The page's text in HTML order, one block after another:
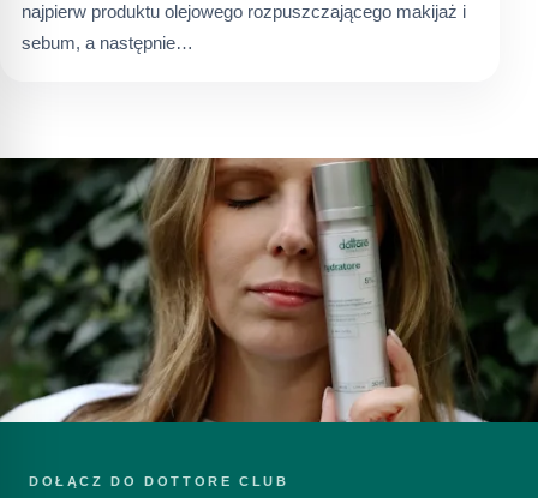
najpierw produktu olejowego rozpuszczającego makijaż i
sebum, a następnie…
DOŁĄCZ DO DOTTORE CLUB